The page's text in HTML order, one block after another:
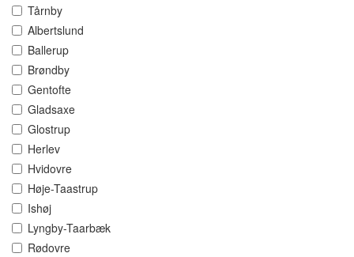
Tårnby
Albertslund
Ballerup
Brøndby
Gentofte
Gladsaxe
Glostrup
Herlev
Hvidovre
Høje-Taastrup
Ishøj
Lyngby-Taarbæk
Rødovre